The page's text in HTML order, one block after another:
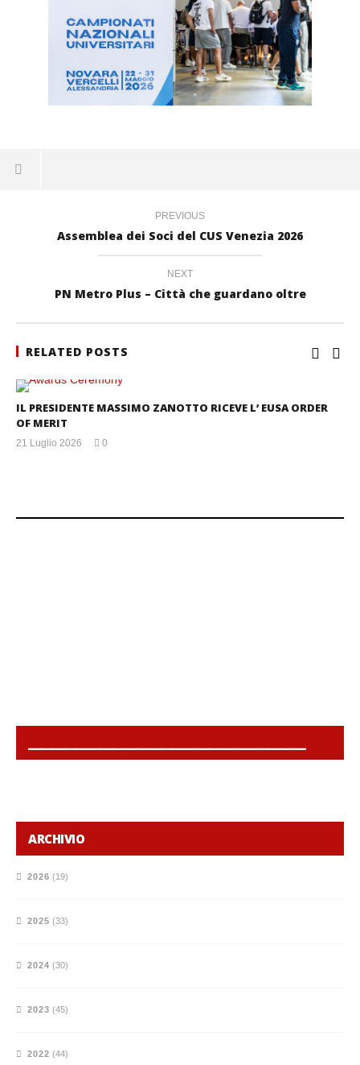
PREVIOUS
Assemblea dei Soci del CUS Venezia 2026
NEXT
PN Metro Plus – Città che guardano oltre
RELATED POSTS
IL PRESIDENTE MASSIMO ZANOTTO RICEVE L’ EUSA ORDER
OF MERIT
21 Luglio 2026
0
ARCHIVIO
2026 (19)
2025 (33)
2024 (30)
2023 (45)
2022 (44)